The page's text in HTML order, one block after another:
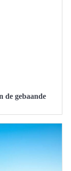
de gebaande